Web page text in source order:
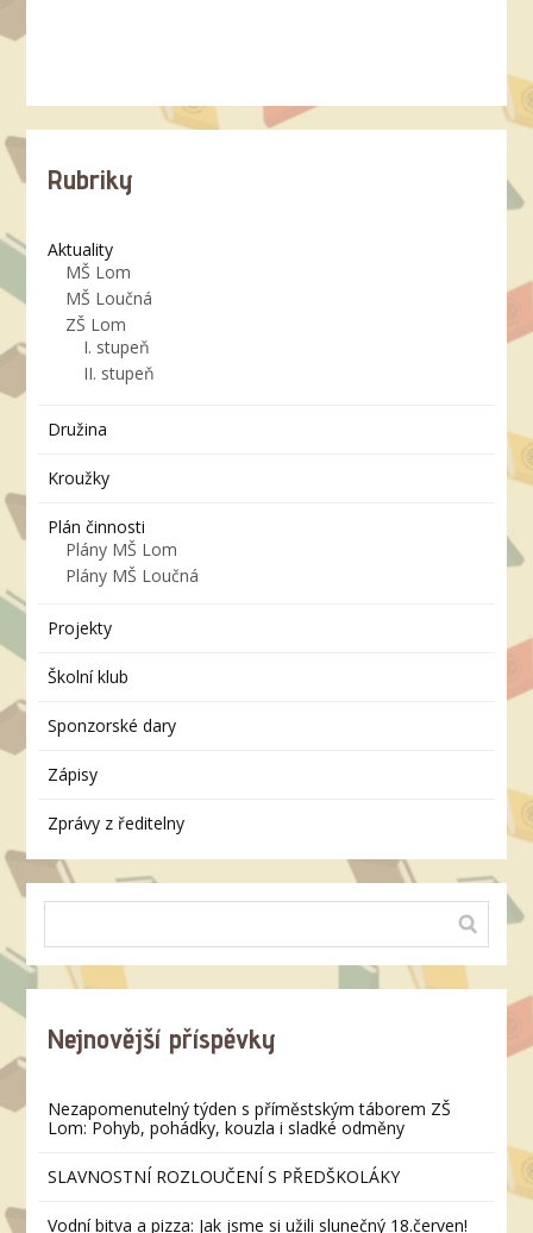
Rubriky
Aktuality
MŠ Lom
MŠ Loučná
ZŠ Lom
I. stupeň
II. stupeň
Družina
Kroužky
Plán činnosti
Plány MŠ Lom
Plány MŠ Loučná
Projekty
Školní klub
Sponzorské dary
Zápisy
Zprávy z ředitelny
Nejnovější příspěvky
Nezapomenutelný týden s příměstským táborem ZŠ
Lom: Pohyb, pohádky, kouzla i sladké odměny
SLAVNOSTNÍ ROZLOUČENÍ S PŘEDŠKOLÁKY
Vodní bitva a pizza: Jak jsme si užili slunečný 18.červen!